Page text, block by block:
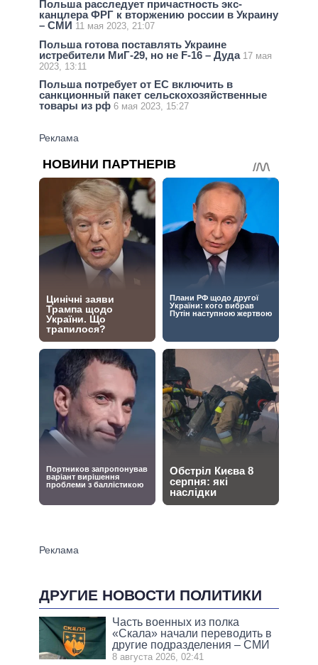
Польша расследует причастность экс-
канцлера ФРГ к вторжению россии в Украину
– СМИ 11 мая 2023, 21:07
Польша готова поставлять Украине
истребители МиГ-29, но не F-16 – Дуда 17 мая
2023, 13:11
Польша потребует от ЕС включить в
санкционный пакет сельскохозяйственные
товары из рф 6 мая 2023, 15:27
ДРУГИЕ НОВОСТИ ПОЛИТИКИ
Часть военных из полка
«Скала» начали переводить в
другие подразделения – СМИ
8 августа 2026, 02:41